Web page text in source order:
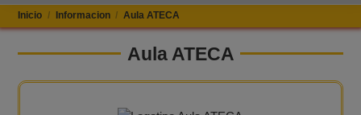
Inicio Informacion Aula ATECA
Aula ATECA